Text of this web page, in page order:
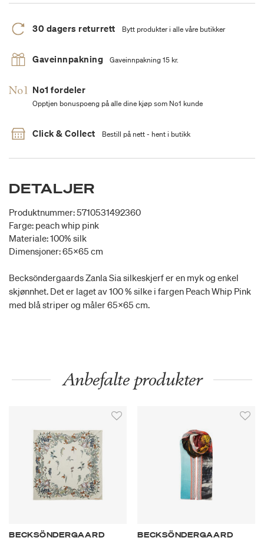
30 dagers returrett Bytt produkter i alle våre butikker
Gaveinnpakning Gaveinnpakning 15 kr.
No1 fordeler
Opptjen bonuspoeng på alle dine kjøp som No1 kunde
Click & Collect Bestill på nett - hent i butikk
DETALJER
Produktnummer: 5710531492360
Farge: peach whip pink
Materiale: 100% silk
Dimensjoner: 65x65 cm
Becksöndergaards Zanla Sia silkeskjerf er en myk og enkel
skjønnhet. Det er laget av 100 % silke i fargen Peach Whip Pink
med blå striper og måler 65x65 cm.
Anbefalte produkter
BECKSÖNDERGAARD
BECKSÖNDERGAARD